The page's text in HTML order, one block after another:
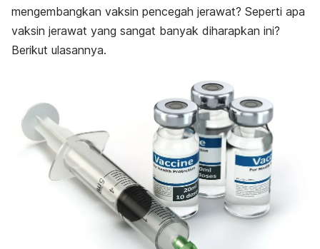
mengembangkan vaksin pencegah jerawat? Seperti apa
vaksin jerawat yang sangat banyak diharapkan ini?
Berikut ulasannya.